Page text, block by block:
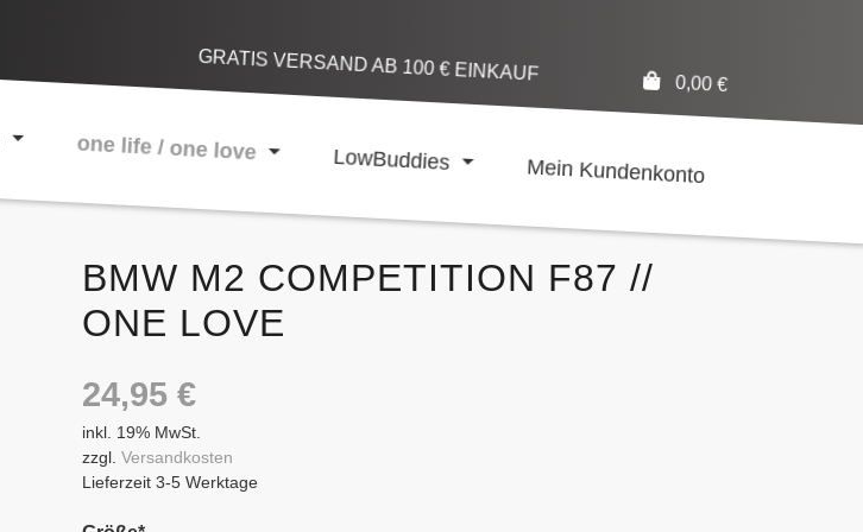
GRATIS VERSAND AB 100 € EINKAUF 0,00€
one life / one love LowBuddies Mein Kundenkonto
BMW M2 COMPETITION F87 //
ONE LOVE
24,95 €
inkl. 19% MwSt.
zzgl. Versandkosten
Lieferzeit 3-5 Werktage